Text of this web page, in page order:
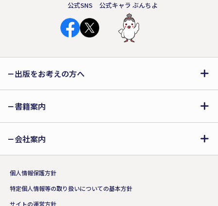
公式SNS 公式キャラ ぶんちよ
出版をお考えの方へ
書籍案内
会社案内
個人情報保護方針
特定個人情報等の取り扱いについての基本方針
サイトの運営方針